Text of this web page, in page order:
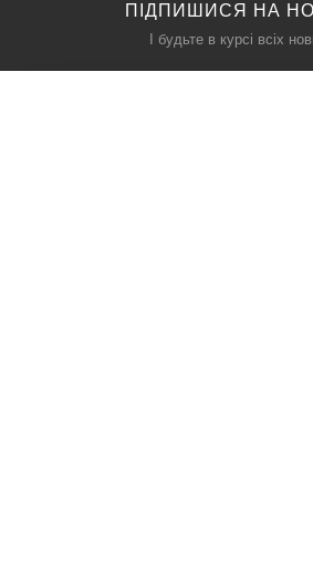
ПІДПИШИСЯ НА
І будьте в курсі всіх